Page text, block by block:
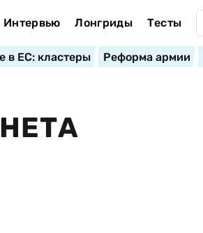
Интервью Лонгриды Тесты
в ЕС: кластеры Реформа армии